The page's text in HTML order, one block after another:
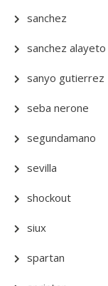
sanchez
sanchez alayeto
sanyo gutierrez
seba nerone
segundamano
sevilla
shockout
siux
spartan